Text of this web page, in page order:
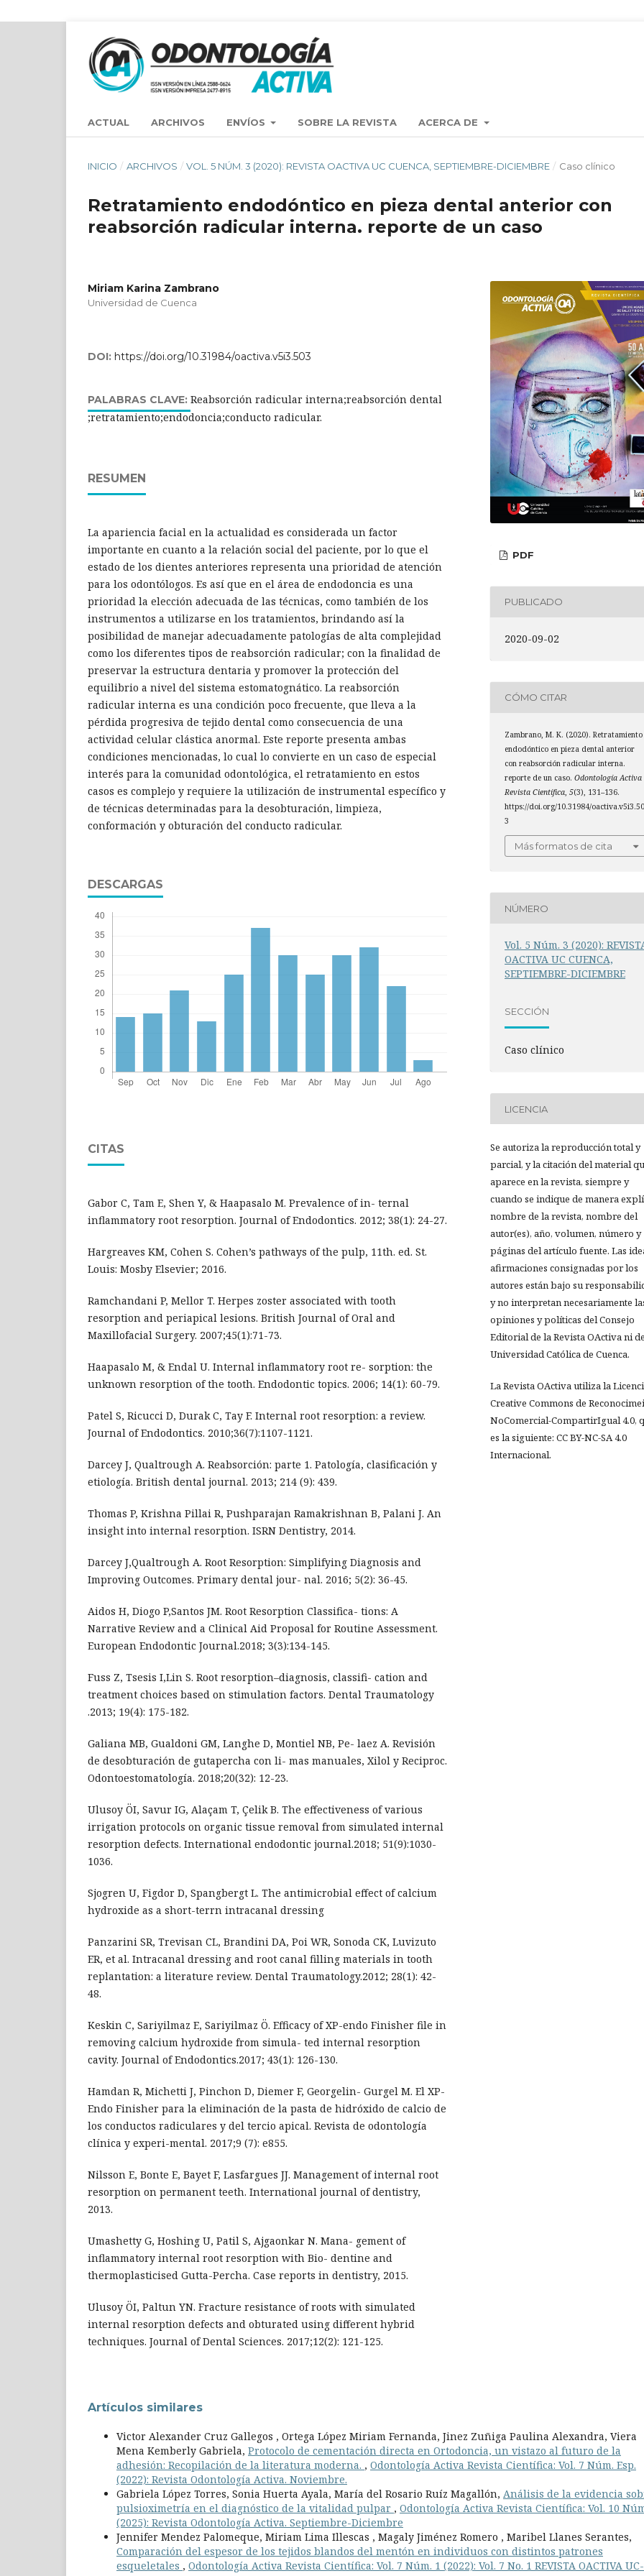
ACTUAL ARCHIVOS ENVÍOS SOBRE LA REVISTA ACERCA DE
INICIO / ARCHIVOS / VOL. 5 NÚM. 3 (2020): REVISTA OACTIVA UC CUENCA, SEPTIEMBRE-DICIEMBRE / Caso clínico
Retratamiento endodóntico en pieza dental anterior con
reabsorción radicular interna. reporte de un caso
Miriam Karina Zambrano
Universidad de Cuenca
DOI: https://doi.org/10.31984/oactiva.v5i3.503
PALABRAS CLAVE: Reabsorción radicular interna;reabsorción dental
;retratamiento;endodoncia;conducto radicular.
RESUMEN
La apariencia facial en la actualidad es considerada un factor
importante en cuanto a la relación social del paciente, por lo que el
estado de los dientes anteriores representa una prioridad de atención
para los odontólogos. Es así que en el área de endodoncia es una
prioridad la elección adecuada de las técnicas, como también de los
instrumentos a utilizarse en los tratamientos, brindando así la
posibilidad de manejar adecuadamente patologías de alta complejidad
como los diferentes tipos de reabsorción radicular; con la finalidad de
preservar la estructura dentaria y promover la protección del
equilibrio a nivel del sistema estomatognático. La reabsorción
radicular interna es una condición poco frecuente, que lleva a la
pérdida progresiva de tejido dental como consecuencia de una
actividad celular clástica anormal. Este reporte presenta ambas
condiciones mencionadas, lo cual lo convierte en un caso de especial
interés para la comunidad odontológica, el retratamiento en estos
casos es complejo y requiere la utilización de instrumental específico y
de técnicas determinadas para la desobturación, limpieza,
conformación y obturación del conducto radicular.
DESCARGAS
CITAS
Gabor C, Tam E, Shen Y, & Haapasalo M. Prevalence of in- ternal
inflammatory root resorption. Journal of Endodontics. 2012; 38(1): 24-27.
Hargreaves KM, Cohen S. Cohen’s pathways of the pulp, 11th. ed. St.
Louis: Mosby Elsevier; 2016.
Ramchandani P, Mellor T. Herpes zoster associated with tooth
resorption and periapical lesions. British Journal of Oral and
Maxillofacial Surgery. 2007;45(1):71-73.
Haapasalo M, & Endal U. Internal inflammatory root re- sorption: the
unknown resorption of the tooth. Endodontic topics. 2006; 14(1): 60-79.
Patel S, Ricucci D, Durak C, Tay F. Internal root resorption: a review.
Journal of Endodontics. 2010;36(7):1107-1121.
Darcey J, Qualtrough A. Reabsorción: parte 1. Patología, clasificación y
etiología. British dental journal. 2013; 214 (9): 439.
Thomas P, Krishna Pillai R, Pushparajan Ramakrishnan B, Palani J. An
insight into internal resorption. ISRN Dentistry, 2014.
Darcey J,Qualtrough A. Root Resorption: Simplifying Diagnosis and
Improving Outcomes. Primary dental jour- nal. 2016; 5(2): 36-45.
Aidos H, Diogo P,Santos JM. Root Resorption Classifica- tions: A
Narrative Review and a Clinical Aid Proposal for Routine Assessment.
European Endodontic Journal.2018; 3(3):134-145.
Fuss Z, Tsesis I,Lin S. Root resorption–diagnosis, classifi- cation and
treatment choices based on stimulation factors. Dental Traumatology
.2013; 19(4): 175-182.
Galiana MB, Gualdoni GM, Langhe D, Montiel NB, Pe- laez A. Revisión
de desobturación de gutapercha con li- mas manuales, Xilol y Reciproc.
Odontoestomatología. 2018;20(32): 12-23.
Ulusoy ÖI, Savur IG, Alaçam T, Çelik B. The effectiveness of various
irrigation protocols on organic tissue removal from simulated internal
resorption defects. International endodontic journal.2018; 51(9):1030-
1036.
Sjogren U, Figdor D, Spangbergt L. The antimicrobial effect of calcium
hydroxide as a short-terrn intracanal dressing
Panzarini SR, Trevisan CL, Brandini DA, Poi WR, Sonoda CK, Luvizuto
ER, et al. Intracanal dressing and root canal filling materials in tooth
replantation: a literature review. Dental Traumatology.2012; 28(1): 42-
48.
Keskin C, Sariyilmaz E, Sariyilmaz Ö. Efficacy of XP-endo Finisher file in
removing calcium hydroxide from simula- ted internal resorption
cavity. Journal of Endodontics.2017; 43(1): 126-130.
Hamdan R, Michetti J, Pinchon D, Diemer F, Georgelin- Gurgel M. El XP-
Endo Finisher para la eliminación de la pasta de hidróxido de calcio de
los conductos radiculares y del tercio apical. Revista de odontología
clínica y experi-mental. 2017;9 (7): e855.
Nilsson E, Bonte E, Bayet F, Lasfargues JJ. Management of internal root
resorption on permanent teeth. International journal of dentistry,
2013.
Umashetty G, Hoshing U, Patil S, Ajgaonkar N. Mana- gement of
inflammatory internal root resorption with Bio- dentine and
thermoplasticised Gutta-Percha. Case reports in dentistry, 2015.
Ulusoy ÖI, Paltun YN. Fracture resistance of roots with simulated
internal resorption defects and obturated using different hybrid
techniques. Journal of Dental Sciences. 2017;12(2): 121-125.
PDF
PUBLICADO
2020-09-02
CÓMO CITAR
Zambrano, M. K. (2020). Retratamiento
endodóntico en pieza dental anterior
con reabsorción radicular interna.
reporte de un caso.Odontología Activa
Revista Científica ,5(3), 131–136.
https://doi.org/10.31984/
3
Más formatos de cita
NÚMERO
Vol. 5 Núm. 3 (2020):
OACTIVA UC CUENCA,
SEPTIEMBRE-DICIEMBRE
SECCIÓN
Caso clínico
LICENCIA
Se autoriza la reproducción total y
parcial, y la citación del material
aparece en la revista, siempre y
cuando se indique de manera
nombre de la revista, nombre del
autor(es), año, volumen, número y
páginas del artículo fuente. Las
afirmaciones consignadas por los
autores están bajo su
y no interpretan necesariamente
opiniones y políticas del Consejo
Editorial de la Revista OActiva ni
Universidad Católica de Cuenca.
La Revista OActiva utiliza la
Creative Commons de
NoComercial-CompartirIgual 4.0,
es la siguiente: CC BY-NC-SA 4.0
Internacional.
Artículos similares
Victor Alexander Cruz Gallegos , Ortega López Miriam Fernanda, Jinez Zuñiga Paulina Alexandra, Viera
Mena Kemberly Gabriela, Protocolo de cementación directa en Ortodoncia, un vistazo al futuro de la
adhesión: Recopilación de la literatura moderna. , Odontología Activa Revista Científica: Vol. 7 Núm. Esp.
(2022): Revista Odontología Activa. Noviembre.
Gabriela López Torres, Sonia Huerta Ayala, María del Rosario Ruíz Magallón, Análisis de la evidencia
pulsioximetría en el diagnóstico de la vitalidad pulpar , Odontología Activa Revista Científica: Vol. 10
(2025): Revista Odontología Activa. Septiembre-Diciembre
Jennifer Mendez Palomeque, Miriam Lima Illescas , Magaly Jiménez Romero , Maribel Llanes Serantes,
Comparación del espesor de los tejidos blandos del mentón en individuos con distintos patrones
esqueletales , Odontología Activa Revista Científica: Vol. 7 Núm. 1 (2022): Vol. 7 No. 1 REVISTA OACTIVA UC-